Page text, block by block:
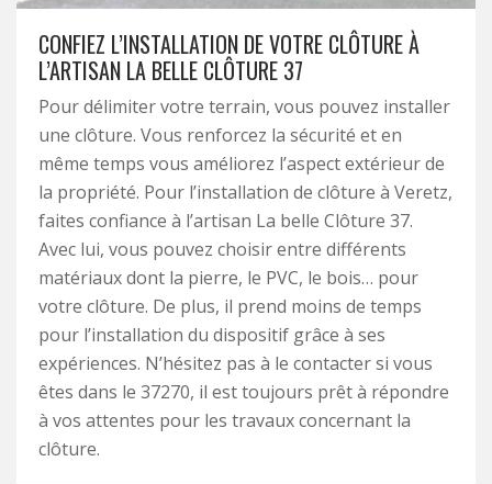
CONFIEZ L’INSTALLATION DE VOTRE CLÔTURE À
L’ARTISAN LA BELLE CLÔTURE 37
Pour délimiter votre terrain, vous pouvez installer
une clôture. Vous renforcez la sécurité et en
même temps vous améliorez l’aspect extérieur de
la propriété. Pour l’installation de clôture à Veretz,
faites confiance à l’artisan La belle Clôture 37.
Avec lui, vous pouvez choisir entre différents
matériaux dont la pierre, le PVC, le bois… pour
votre clôture. De plus, il prend moins de temps
pour l’installation du dispositif grâce à ses
expériences. N’hésitez pas à le contacter si vous
êtes dans le 37270, il est toujours prêt à répondre
à vos attentes pour les travaux concernant la
clôture.